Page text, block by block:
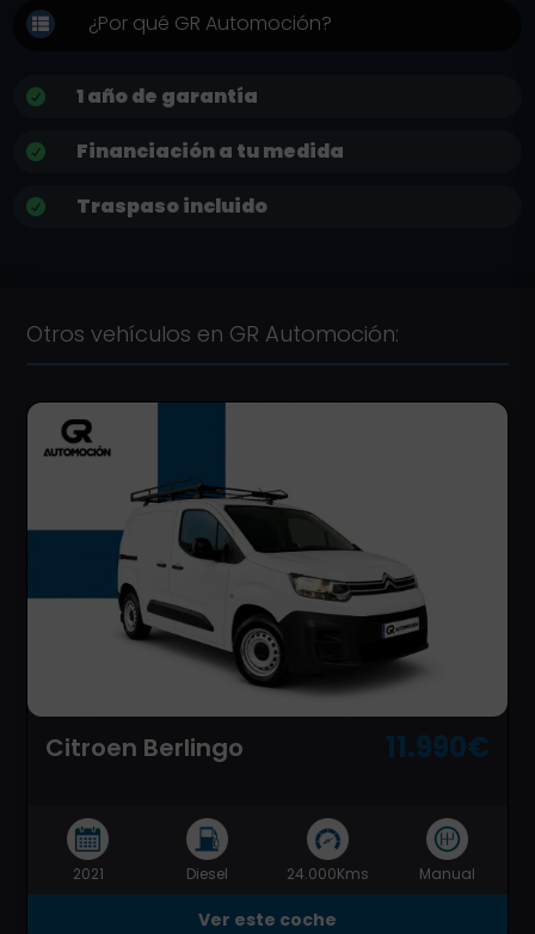
 ¿Por qué GR Automoción?
 1 año de garantía
 Financiación a tu medida
 Traspaso incluido
Otros vehículos en GR Automoción:
Citroen Berlingo 11.990€
2021 Diesel 24.000Kms Manual
Ver este coche